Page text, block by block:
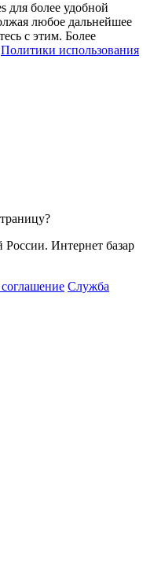
для более удобной
любое дальнейшее
с этим. Более
Политики использования
Интернет базар
Служба